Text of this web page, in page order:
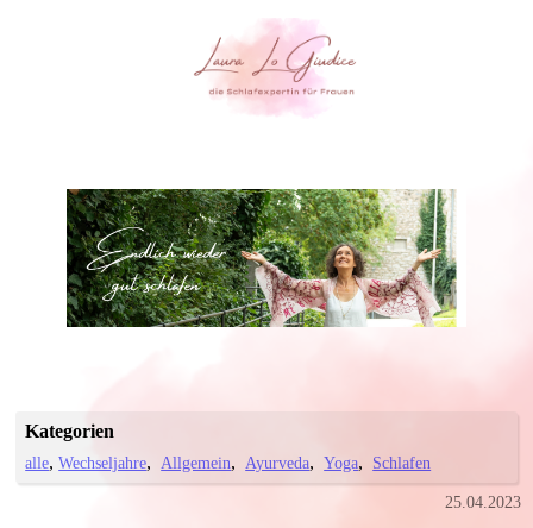
Kategorien
alle Wechseljahre Allgemein Ayurveda Yoga Schlafen
25.04.2023